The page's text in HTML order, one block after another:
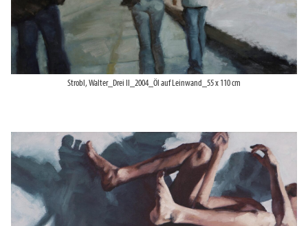
Strobl, Walter_Drei II_2004_Öl auf Leinwand_55 x 110 cm